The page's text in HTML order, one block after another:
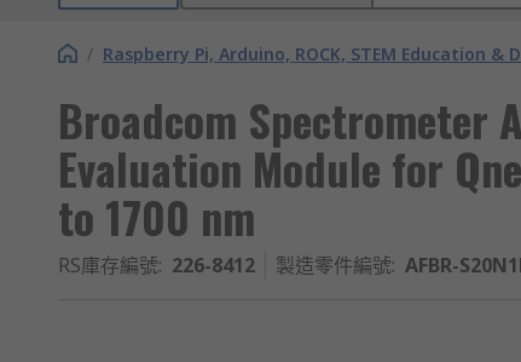
/ Raspberry Pi, Arduino, ROCK, STEM Education &
Broadcom Spectrometer
Evaluation Module for
to 1700 nm
RS庫存編號: 226-8412 製造零件編號: AFBR-